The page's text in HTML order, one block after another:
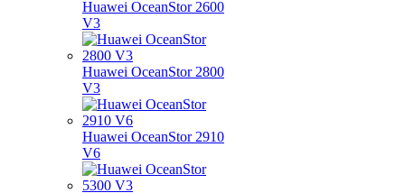
Huawei OceanStor 2600
V3
Huawei OceanStor 2800
V3
Huawei OceanStor 2910
V6